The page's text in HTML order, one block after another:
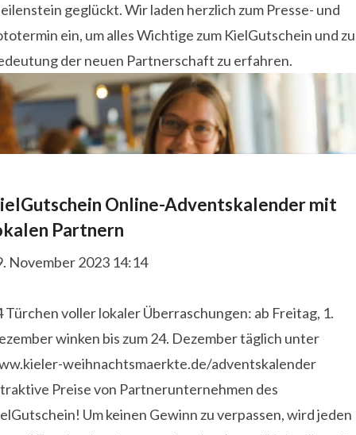
geglückt. Wir laden herzlich zum Presse- und
ein, um alles Wichtige zum KielGutschein und
der neuen Partnerschaft zu erfahren.
Online-Adventskalender mit
Partnern
November 2023 14:14
Türchen voller lokaler Überraschungen: ab Freitag, 1.
winken bis zum 24. Dezember täglich unter
weihnachtsmaerkte.de/adventskalender
Preise von Partnerunternehmen des
Um keinen Gewinn zu verpassen, wird jeden